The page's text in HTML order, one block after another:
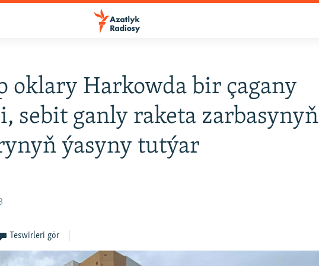
oklary Harkowda bir çagany
sebit ganly raketa zarbasynyň
ýasyny tutýar
Teswirleri gör